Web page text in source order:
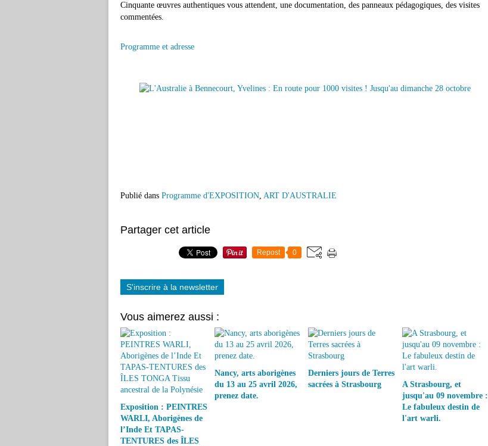
Cinquante œuvres authentiques vous attendent, une documentation, des panneaux pédagogiques, des visites
commentées.
Programme et adresse
Publié dans Programme d'EXPOSITION, ART D'AUSTRALIE
Partager cet article
Repost 0
S'inscrire à la newsletter
Vous aimerez aussi :
Exposition : PEINTRES
WARLI, Aborigènes de
l’Inde Et TAPAS-
TENTURES des ÎLES
Nancy, arts aborigènes
du 13 au 25 avril 2026,
prenez date.
Derniers jours de Terres
sacrées à Strasbourg
A Strasbourg, et
jusqu'au 09 novembre :
Le fabuleux destin de
l'art warli.